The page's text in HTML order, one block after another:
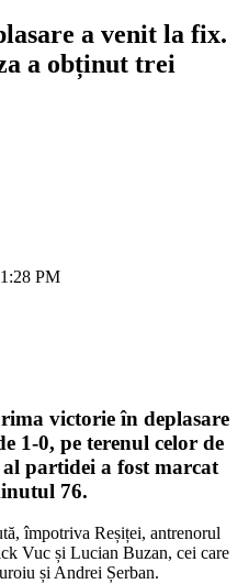
a venit la fix.
a obținut trei
PM
victorie în deplasare
1-0, pe terenul celor de
partidei a fost marcat
76.
împotriva Reșiței, antrenorul
Vuc și Lucian Buzan, cei care
și Andrei Șerban.